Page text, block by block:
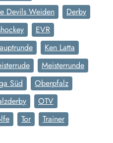
Devils Weiden
Derby
EVR
Ken Latta
Meisterrunde
Süd
Oberpfalz
OTV
Tor
Trainer